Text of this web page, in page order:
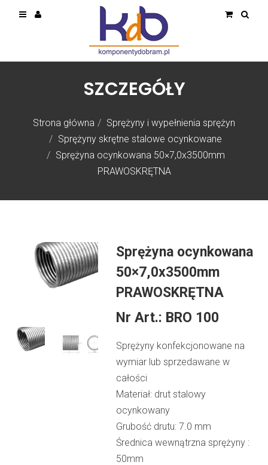
Strona główna
Sprężyny i wypełnienia sprężyn
Sprężyny skrętne stalowe ocynkowane
Sprężyna ocynkowana 50×7,0x3500mm
PRAWOSKRĘTNA
SZCZEGÓŁY
Sprężyna ocynkowana
50×7,0x3500mm
PRAWOSKRĘTNA
Nr Art.: BRO 100
Sprężyny konfekcjonowane na
wymiar lub sprzedawane w
całości
Materiał: drut stalowy
ocynkowany
Grubość drutu: 7.0 mm
Średnica wewnątrzna sprężyny :
50mm